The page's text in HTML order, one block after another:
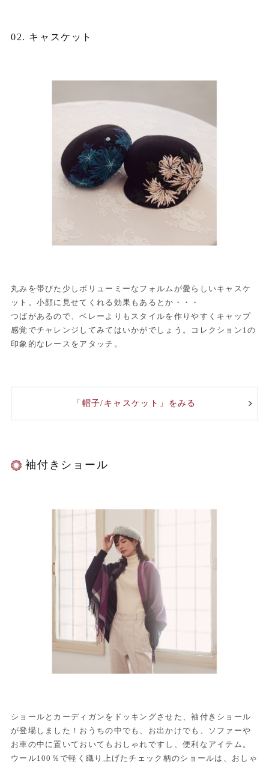
02. キャスケット
丸みを帯びた少しボリューミーなフォルムが愛らしいキャスケ
ット。小顔に見せてくれる効果もあるとか・・・
つばがあるので、ベレーよりもスタイルを作りやすくキャップ
感覚でチャレンジしてみてはいかがでしょう。コレクション1の
印象的なレースをアタッチ。
「帽子/キャスケット」をみる
袖付きショール
ショールとカーディガンをドッキングさせた、袖付きショール
が登場しました！おうちの中でも、お出かけでも、ソファーや
お車の中に置いておいてもおしゃれですし、便利なアイテム。
ウール100％で軽く織り上げたチェック柄のショールは、おしゃ